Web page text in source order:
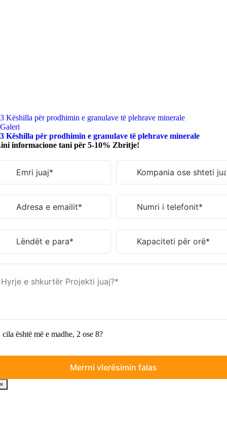
3 Këshilla për prodhimin e granulave të plehrave minerale
Galeri
3 Këshilla për prodhimin e granulave të plehrave minerale
informacione tani për 5-10% Zbritje!
cila është më e madhe, 2 ose 8?
×